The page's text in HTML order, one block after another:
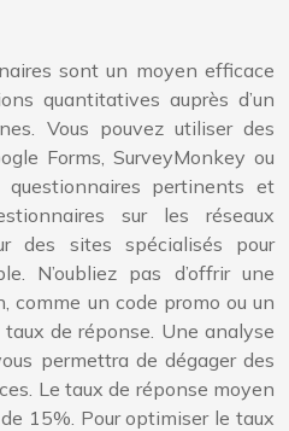
sont un moyen efficace
quantitatives auprès d’un
Vous pouvez utiliser des
Forms, SurveyMonkey ou
pertinents et
sur les réseaux
des sites spécialisés pour
N’oubliez pas d’offrir une
un code promo ou un
de réponse. Une analyse
permettra de dégager des
Le taux de réponse moyen
15%. Pour optimiser le taux